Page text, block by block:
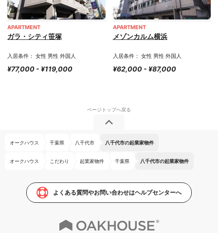
APARTMENT
ガラ・シティ笹塚
入居条件： 女性 男性 外国人
¥77,000 - ¥119,000
APARTMENT
メゾンカルム横浜
入居条件： 女性 男性 外国人
¥62,000 - ¥87,000
オークハウス 千葉県 八千代市 八千代市の起業家物件
オークハウス こだわり 起業家物件 千葉県 八千代市の起業家物件
よくある質問やお問い合わせはヘルプセンターへ